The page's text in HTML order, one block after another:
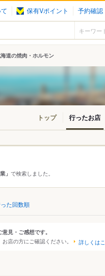
保有Vポイント 予約確認
道の焼肉・ホルモン
トップ 行ったお店
帯広・十勝
釧路・根室・阿寒・摩周・
」で検索しました。
た回数順
見・ご感想です。
店の方にご確認ください。 詳しくは